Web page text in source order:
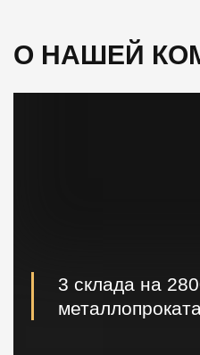
О НАШЕЙ
3 склада на